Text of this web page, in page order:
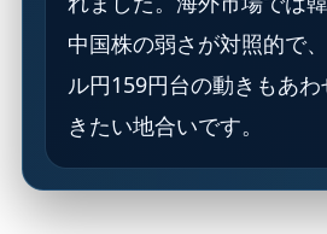
中国株の弱さが対照的で
ル円159円台の動きもあ
きたい地合いです。